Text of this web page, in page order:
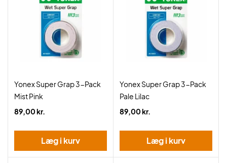
Yonex Super Grap 3-Pack
Mist Pink
89,00 kr.
Læg i kurv
Yonex Super Grap 3-Pack
Pale Lilac
89,00 kr.
Læg i kurv